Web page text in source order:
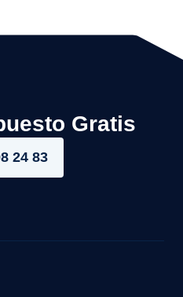
Gratis
24 83